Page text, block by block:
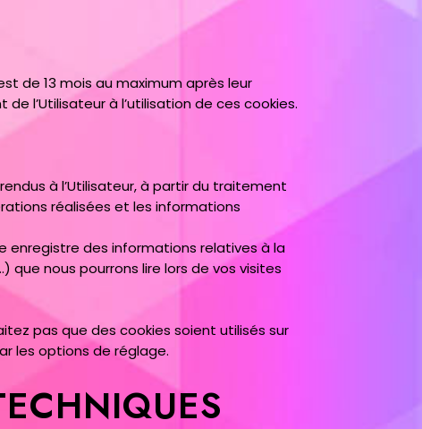
de 13 mois au maximum après leur
l’Utilisateur à l’utilisation de ces cookies.
à l’Utilisateur, à partir du traitement
réalisées et les informations
enregistre des informations relatives à la
que nous pourrons lire lors de vos visites
pas que des cookies soient utilisés sur
les options de réglage.